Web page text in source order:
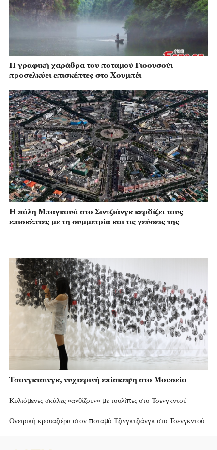
Η γραφική χαράδρα του ποταμού Γιοουσούι
προσελκύει επισκέπτες στο Χουμπέι
Η πόλη Μπαγκουά στο Σιντζιάνγκ κερδίζει τους
επισκέπτες με τη συμμετρία και τις γεύσεις της
Τσονγκτσίνγκ, νυχτερινή επίσκεψη στο Μουσείο
Κυλιόμενες σκάλες «ανθίζουν» με τουλίπες στο Τσενγκντού
Ονειρική κρουαζιέρα στον ποταμό Τζινγκτζιάνγκ στο Τσενγκντού